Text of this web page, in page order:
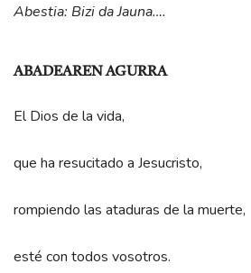
Abestia: Bizi da Jauna….
ABADEAREN AGURRA
El Dios de la vida,
que ha resucitado a Jesucristo,
rompiendo las ataduras de la muerte,
esté con todos vosotros.